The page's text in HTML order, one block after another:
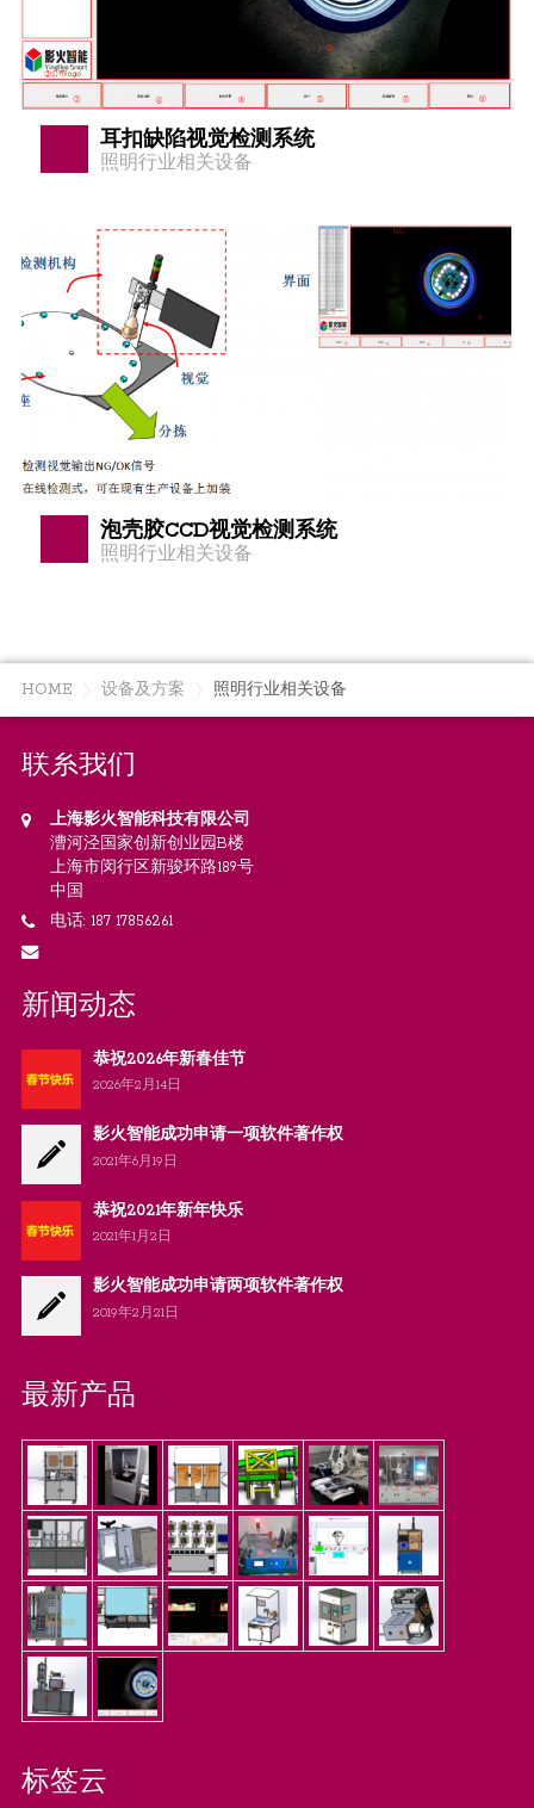
耳扣缺陷视觉检测系统
照明行业相关设备
泡壳胶CCD视觉检测系统
照明行业相关设备
HOME 设备及方案 照明行业相关设备
联系我们
上海影火智能科技有限公司
漕河泾国家创新创业园B楼
上海市闵行区新骏环路189号
中国
电话: 187 17856261
新闻动态
恭祝2026年新春佳节
2026年2月14日
影火智能成功申请一项软件著作权
2021年6月19日
恭祝2021年新年快乐
2021年1月2日
影火智能成功申请两项软件著作权
2019年2月21日
最新产品
标签云